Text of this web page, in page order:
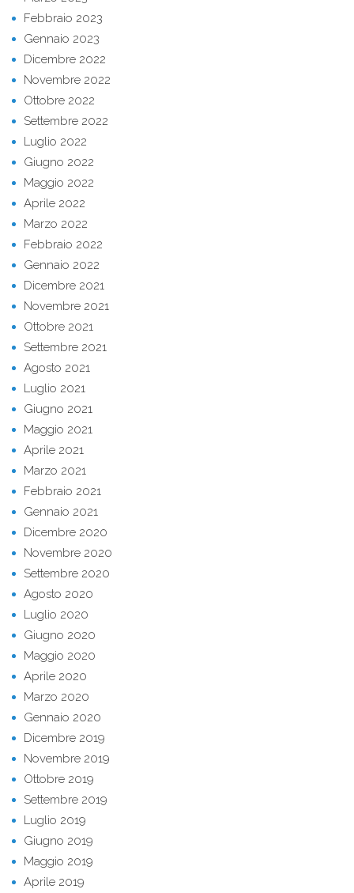
Febbraio 2023
Gennaio 2023
Dicembre 2022
Novembre 2022
Ottobre 2022
Settembre 2022
Luglio 2022
Giugno 2022
Maggio 2022
Aprile 2022
Marzo 2022
Febbraio 2022
Gennaio 2022
Dicembre 2021
Novembre 2021
Ottobre 2021
Settembre 2021
Agosto 2021
Luglio 2021
Giugno 2021
Maggio 2021
Aprile 2021
Marzo 2021
Febbraio 2021
Gennaio 2021
Dicembre 2020
Novembre 2020
Settembre 2020
Agosto 2020
Luglio 2020
Giugno 2020
Maggio 2020
Aprile 2020
Marzo 2020
Gennaio 2020
Dicembre 2019
Novembre 2019
Ottobre 2019
Settembre 2019
Luglio 2019
Giugno 2019
Maggio 2019
Aprile 2019